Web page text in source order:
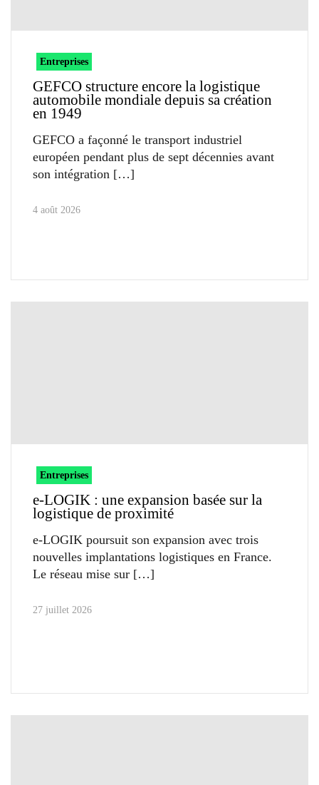
Entreprises
GEFCO structure encore la logistique
automobile mondiale depuis sa création
en 1949
GEFCO a façonné le transport industriel
européen pendant plus de sept décennies avant
son intégration
4 août 2026
Entreprises
e-LOGIK : une expansion basée sur la
logistique de proximité
e-LOGIK poursuit son expansion avec trois
nouvelles implantations logistiques en France.
Le réseau mise sur
27 juillet 2026